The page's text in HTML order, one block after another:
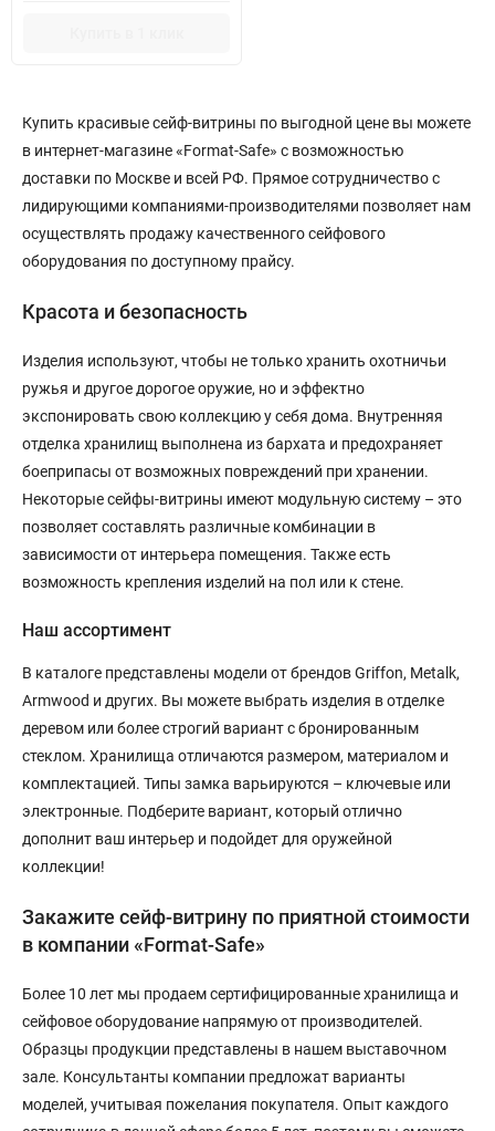
Купить красивые сейф-витрины по выгодной цене вы можете
в интернет-магазине «Format-Safe» с возможностью
доставки по Москве и всей РФ. Прямое сотрудничество с
лидирующими компаниями-производителями позволяет нам
осуществлять продажу качественного сейфового
оборудования по доступному прайсу.
Красота и безопасность
Изделия используют, чтобы не только хранить охотничьи
ружья и другое дорогое оружие, но и эффектно
экспонировать свою коллекцию у себя дома. Внутренняя
отделка хранилищ выполнена из бархата и предохраняет
боеприпасы от возможных повреждений при хранении.
Некоторые сейфы-витрины имеют модульную систему – это
позволяет составлять различные комбинации в
зависимости от интерьера помещения. Также есть
возможность крепления изделий на пол или к стене.
Наш ассортимент
В каталоге представлены модели от брендов Griffon, Metalk,
Armwood и других. Вы можете выбрать изделия в отделке
деревом или более строгий вариант с бронированным
стеклом. Хранилища отличаются размером, материалом и
комплектацией. Типы замка варьируются – ключевые или
электронные. Подберите вариант, который отлично
дополнит ваш интерьер и подойдет для оружейной
коллекции!
Закажите сейф-витрину по приятной стоимости
в компании «Format-Safe»
Более 10 лет мы продаем сертифицированные хранилища и
сейфовое оборудование напрямую от производителей.
Образцы продукции представлены в нашем выставочном
зале. Консультанты компании предложат варианты
моделей, учитывая пожелания покупателя. Опыт каждого